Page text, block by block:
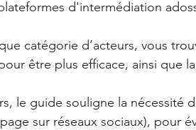
d'intermédiation
catégorie d’acteurs, vous
être plus efficace, ainsi que
le guide souligne la
sur réseaux sociaux), pour